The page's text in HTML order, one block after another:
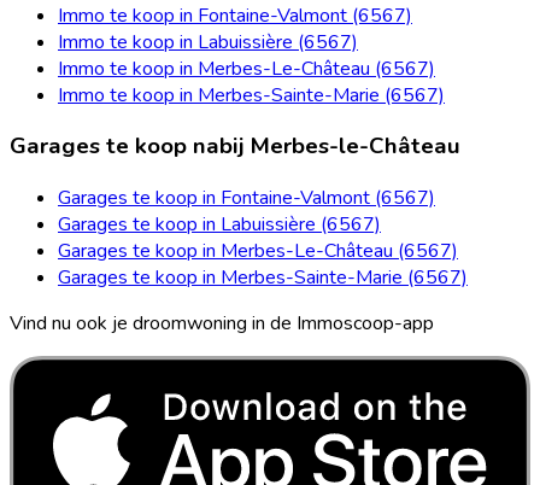
Immo te koop in Fontaine-Valmont (6567)
Immo te koop in Labuissière (6567)
Immo te koop in Merbes-Le-Château (6567)
Immo te koop in Merbes-Sainte-Marie (6567)
Garages te koop nabij Merbes-le-Château
Garages te koop in Fontaine-Valmont (6567)
Garages te koop in Labuissière (6567)
Garages te koop in Merbes-Le-Château (6567)
Garages te koop in Merbes-Sainte-Marie (6567)
Vind nu ook je droomwoning in de Immoscoop-app